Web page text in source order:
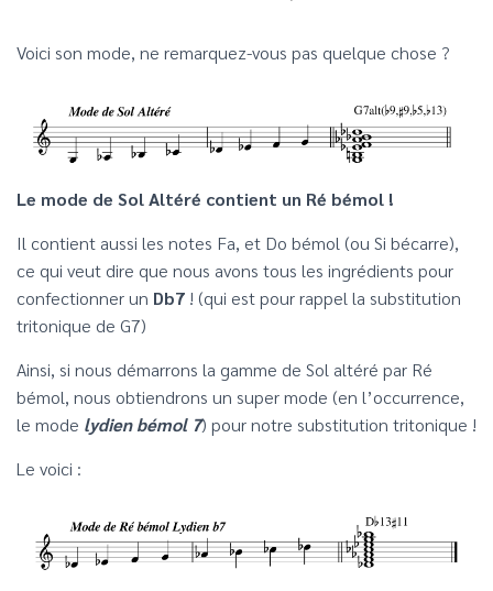
Voici son mode, ne remarquez-vous pas quelque chose ?
Le mode de Sol Altéré contient un Ré bémol !
Il contient aussi les notes Fa, et Do bémol (ou Si bécarre),
ce qui veut dire que nous avons tous les ingrédients pour
confectionner un Db7 ! (qui est pour rappel la substitution
tritonique de G7)
Ainsi, si nous démarrons la gamme de Sol altéré par Ré
bémol, nous obtiendrons un super mode (en l’occurrence,
le mode lydien bémol 7) pour notre substitution tritonique !
Le voici :